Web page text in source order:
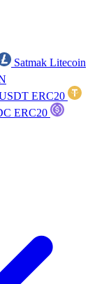
Satmak Litecoin
ERC20
ERC20